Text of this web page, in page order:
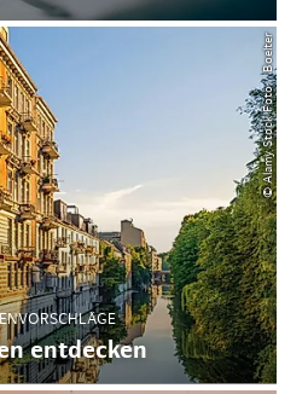
© Alamy Stock Foto / Boelter
entdecken